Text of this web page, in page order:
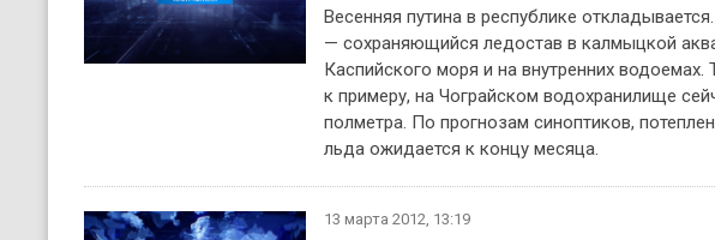
Весенняя путина в республике
— сохраняющийся ледостав в калмыцкой
Каспийского моря и на внутренних водоемах.
к примеру, на Чограйском водохранилище
полметра. По прогнозам синоптиков,
льда ожидается к концу месяца.
13 марта 2012, 13:19